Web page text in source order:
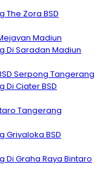
The Zora BSD
Madiun
Di Saradan Madiun
Serpong Tangerang
Ciater BSD
Tangerang
Griyaloka BSD
Di Graha Raya Bintaro